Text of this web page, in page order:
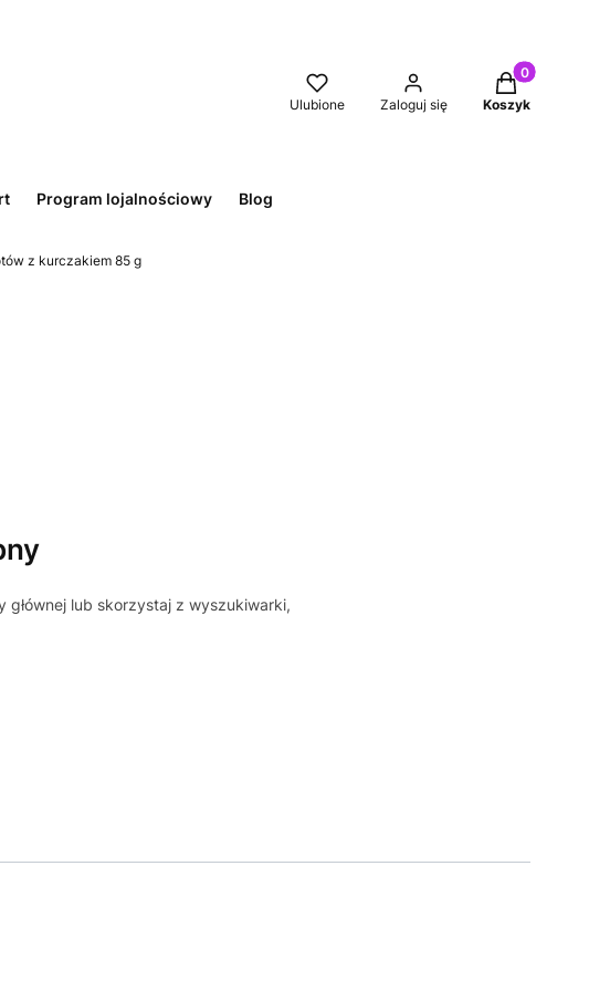
Ulubione Zaloguj się
Produkty w
Koszyk
Program lojalnościowy Blog
z kurczakiem 85 g
lub skorzystaj z wyszukiwarki,